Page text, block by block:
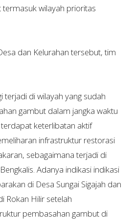
wilayah prioritas
dan Kelurahan tersebut, tim
terjadi di wilayah yang sudah
gambut dalam jangka waktu
keterlibatan aktif
infrastruktur restorasi
sebagaimana terjadi di
Adanya indikasi indikasi
di Desa Sungai Sigajah dan
Rokan Hilir setelah
pembasahan gambut di